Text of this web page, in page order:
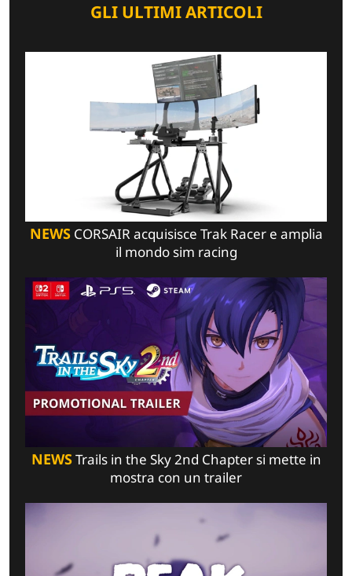
GLI ULTIMI ARTICOLI
NEWSCORSAIR acquisisce Trak Racer e amplia
il mondo sim racing
NEWSTrails in the Sky 2nd Chapter si mette in
mostra con un trailer